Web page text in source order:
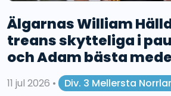
Älgarnas William
treans skytteliga i
och Adam bästa
11 jul 2026 •
Div. 3 Mellersta